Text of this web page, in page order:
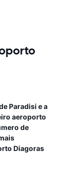
Paradisi e a
aeroporto
de
Diagoras